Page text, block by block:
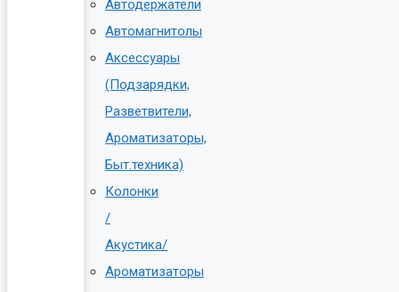
Автодержатели
Автомагнитолы
Аксессуары
(Подзарядки,
Разветвители,
Ароматизаторы,
Быт.техника)
Колонки
/
Акустика/
Ароматизаторы